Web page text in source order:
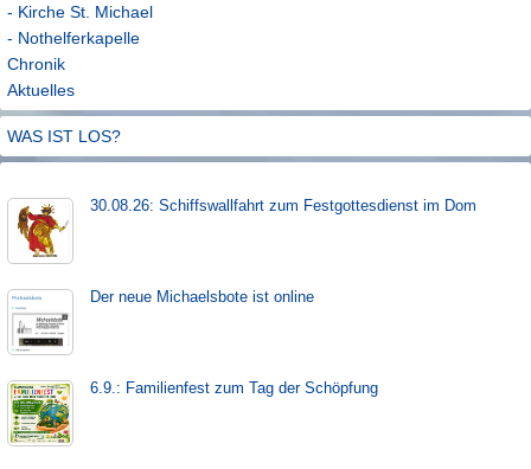
- Kirche St. Michael
- Nothelferkapelle
Chronik
Aktuelles
WAS IST LOS?
30.08.26: Schiffs­­wall­fahr­t zum Fest­gott­es­dienst im Dom
Der neue Michaels­bote ist on­line
6.9.: Familienfest zum Tag der Schöpfung